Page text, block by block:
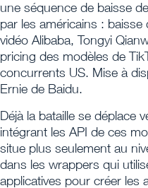
une séquence de baisse
par les américains :
vidéo Alibaba, Tongyi
pricing des modèles de
concurrents US. Mise à
Ernie de Baidu.
Déjà la bataille se déplace
intégrant les API de ces
situe plus seulement au
dans les wrappers qui
applicatives pour créer les